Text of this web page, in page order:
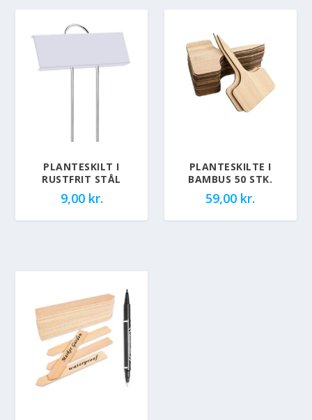
PLANTESKILT I
RUSTFRIT STÅL
9,00 kr.
PLANTESKILTE I
BAMBUS 50 STK.
59,00 kr.